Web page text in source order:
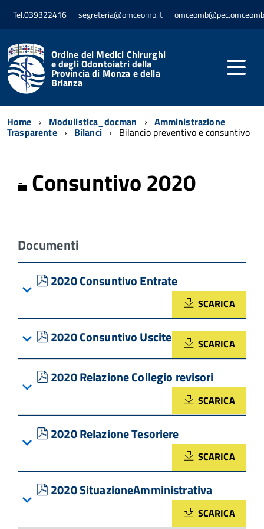
Tel.039322416 segreteria@omceomb.it
Ordine dei Medici Chirurghi
e degli Odontoiatri della
Provincia di Monza e della
Brianza
Home Modulistica_docman Amministrazione
Trasparente Bilanci Bilancio preventivo e consuntivo
Cartella
Consuntivo 2020
Documenti
pdf
2020 Consuntivo Entrate
SCARICA
pdf
2020 Consuntivo Uscite SCARICA
pdf
2020 Relazione Collegio revisori
SCARICA
pdf
2020 Relazione Tesoriere
SCARICA
pdf
2020 SituazioneAmministrativa
SCARICA